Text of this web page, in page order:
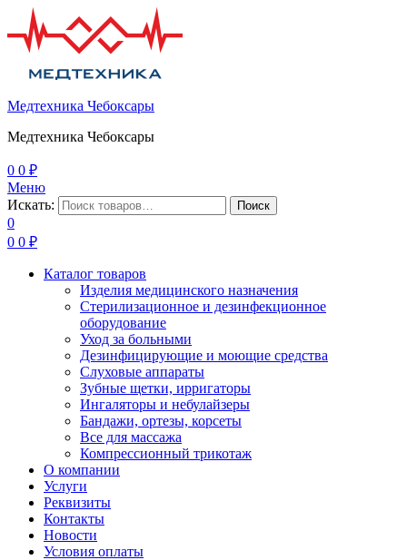
Медтехника Чебоксары
Медтехника Чебоксары
0 0 ₽
Меню
Искать:
Поиск
0
0 0 ₽
Каталог товаров
Изделия медицинского назначения
Стерилизационное и дезинфекционное
оборудование
Уход за больными
Дезинфицирующие и моющие средства
Слуховые аппараты
Зубные щетки, ирригаторы
Ингаляторы и небулайзеры
Бандажи, ортезы, корсеты
Все для массажа
Компрессионный трикотаж
О компании
Услуги
Реквизиты
Контакты
Новости
Условия оплаты